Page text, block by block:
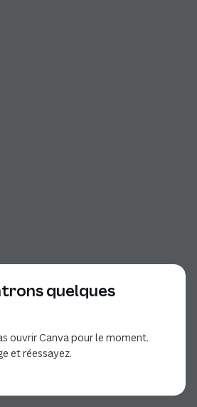
quelques
ouvrir Canva pour le moment.
et réessayez.